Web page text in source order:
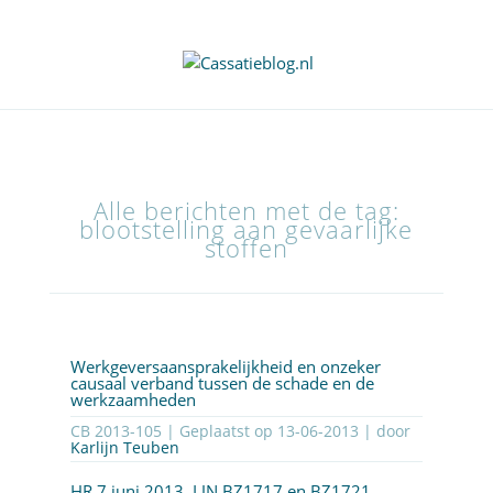
Alle berichten met de tag:
blootstelling aan gevaarlijke
stoffen
Werkgeversaansprakelijkheid en onzeker
causaal verband tussen de schade en de
werkzaamheden
CB 2013-105 | Geplaatst op 13-06-2013 | door
Karlijn Teuben